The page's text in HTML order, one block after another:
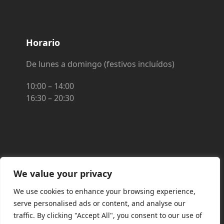
We value your privacy
We use cookies to enhance your browsing experience,
serve personalised ads or content, and analyse our
traffic. By clicking "Accept All", you consent to our use of
Horario
De lunes a domingo (festivos incluídos)
10:00 – 14:00
16:30 – 20:30
FINANCIADO POR LA UNIÓN EUROPEA CON
EL PROGRAMA KIT DIGITAL POR LOS
FONDOS NEXT GENERATION (EU) DEL
MECANISMO DE RECUPERACIÓN Y
RESILIENCIA